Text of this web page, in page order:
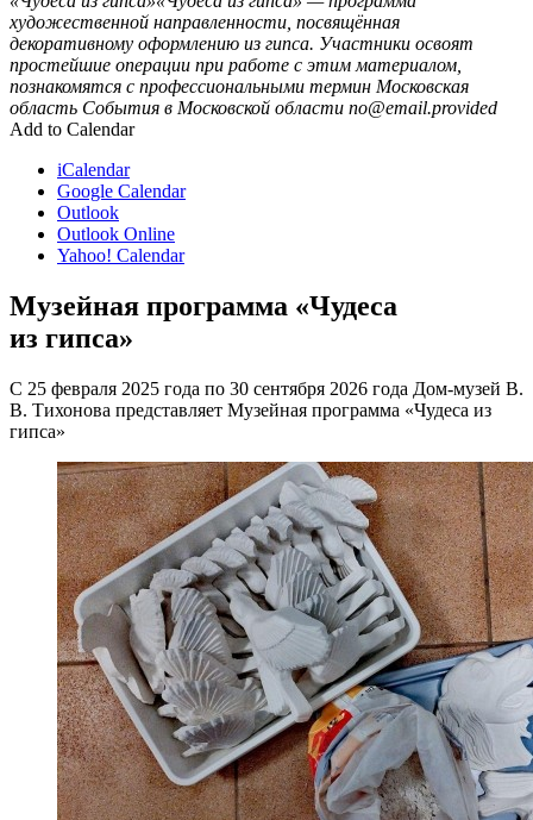
художественной направленности, посвящённая
декоративному оформлению из гипса. Участники освоят
простейшие операции при работе с этим материалом,
познакомятся с профессиональными термин Московская
область События в Московской области no@email.provided
Add to Calendar
iCalendar
Google Calendar
Outlook
Outlook Online
Yahoo! Calendar
Музейная программа «Чудеса
из гипса»
С 25 февраля 2025 года по 30 сентября 2026 года Дом-музей В.
В. Тихонова представляет Музейная программа «Чудеса из
гипса»